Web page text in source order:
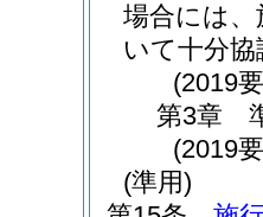
場合には
いて十分
(2019
第3章
(2019
(準用)